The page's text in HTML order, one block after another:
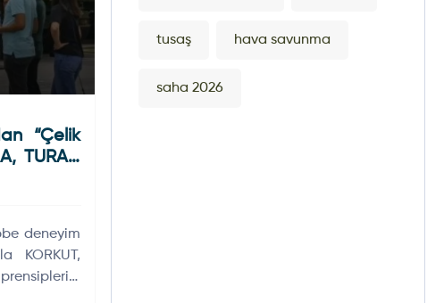
“Çelik
TURAN
deneyim
KORKUT,
tusaş hava savunma
saha 2026